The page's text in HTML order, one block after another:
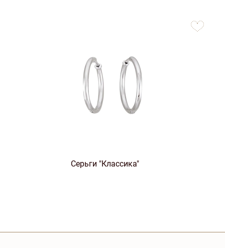
Серьги "Классика"
favorites